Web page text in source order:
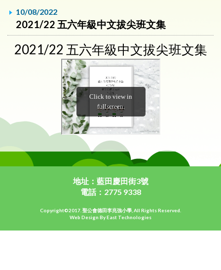
10/08/2022
2021/22 五六年級中文拔尖班文集
2021/22 五六年級中文拔尖班文集
地址：藍田慶田街3號
電話：2775 9338
Copyright©2017. 聖公會德田李兆強小學, All Rights Reserved.
Web Design By East Technologies